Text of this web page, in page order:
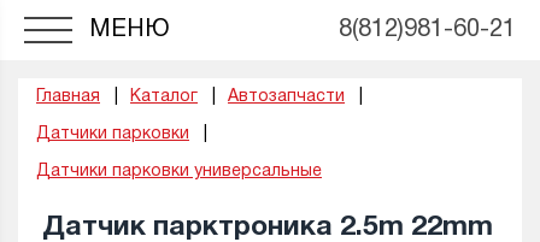
МЕНЮ 8(812)981-60-21
Главная Каталог Автозапчасти
Датчики парковки
Датчики парковки универсальные
Датчик парктроника 2.5m 22mm